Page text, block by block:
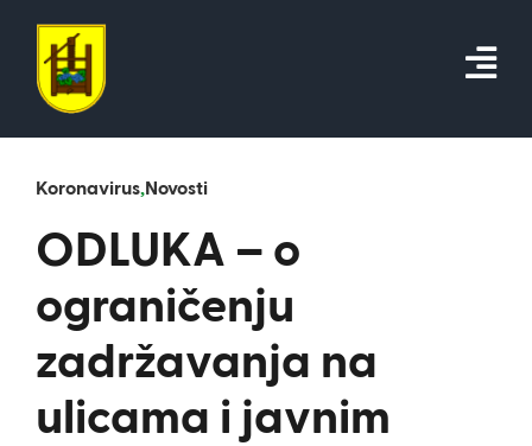
content
Koronavirus,Novosti
ODLUKA – o
ograničenju
zadržavanja na
ulicama i javnim